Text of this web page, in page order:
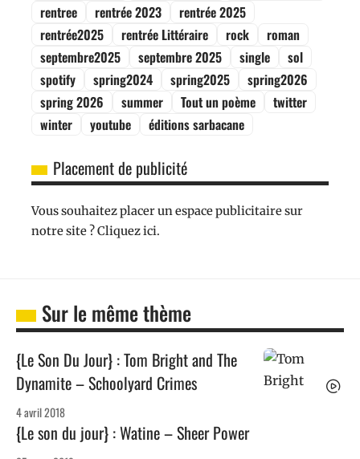
rentree
rentrée 2023
rentrée 2025
rentrée2025
rentrée Littéraire rock
roman
septembre2025
septembre 2025 single
sol
spotify
spring2024 spring2025
spring2026
spring 2026
summer Tout un poème
twitter
winter
youtube éditions sarbacane
Placement de publicité
Vous souhaitez placer un espace publicitaire sur
notre site ? Cliquez ici.
Sur le même thème
{Le Son Du Jour} : Tom Bright and The
Dynamite – Schoolyard Crimes
4 avril 2018
{Le son du jour} : Watine – Sheer Power